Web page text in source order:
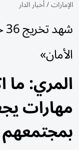
الإمارات/أخبار الدار
الأمان»
المري: ما
مهارات
بمجتمعهم